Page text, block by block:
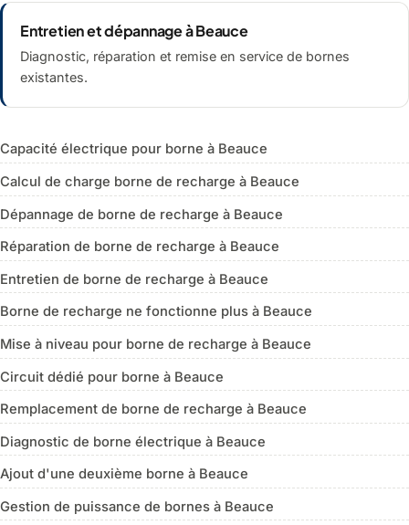
Entretien et dépannage à Beauce
Diagnostic, réparation et remise en service de bornes
existantes.
Capacité électrique pour borne à Beauce
Calcul de charge borne de recharge à Beauce
Dépannage de borne de recharge à Beauce
Réparation de borne de recharge à Beauce
Entretien de borne de recharge à Beauce
Borne de recharge ne fonctionne plus à Beauce
Mise à niveau pour borne de recharge à Beauce
Circuit dédié pour borne à Beauce
Remplacement de borne de recharge à Beauce
Diagnostic de borne électrique à Beauce
Ajout d'une deuxième borne à Beauce
Gestion de puissance de bornes à Beauce